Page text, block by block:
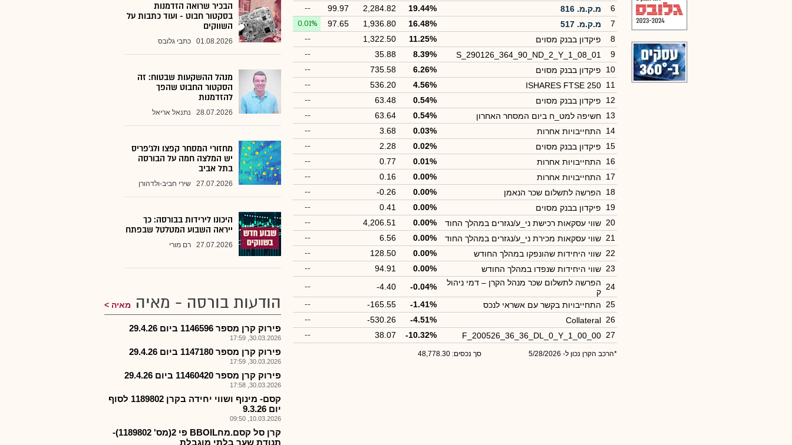
6
מ.ק.מ. 816 19.44%
2,284.82
99.97
--
7
מ.ק.מ. 517 16.48%
1,936.80
97.65
0.01%
8
פיקדון בבנק מסוים 11.25%
1,322.50
--
9
S_290126_364_90_ND_2_Y_1_08_01
8.39%
35.88
--
10
פיקדון בבנק מסוים 6.26%
735.58
--
11
ISHARES FTSE 250
4.56%
536.20
--
12
פיקדון בבנק מסוים 0.54%
63.48
--
13 חשיפה למט_ח ביום המסחר האחרון 0.54%
63.64
--
14
התחייבויות אחרות 0.03%
3.68
--
15
פיקדון בבנק מסוים 0.02%
2.28
--
16
התחייבויות אחרות 0.01%
0.77
--
17
התחייבויות אחרות 0.00%
0.16
--
18
הפרשה לתשלום שכר הנאמן 0.00%
-0.26
--
19
פיקדון בבנק מסוים 0.00%
0.41
--
20 שווי עסקאות רכישת ני_ע/נגזרים במהלך החוד 0.00%
4,206.51
--
21 שווי עסקאות מכירת ני_ע/נגזרים במהלך החוד 0.00%
6.56
--
22 שווי היחידות שהונפקו במהלך החודש 0.00%
128.50
--
23 שווי היחידות שנפדו במהלך החודש 0.00%
94.91
--
24
הפרשה לתשלום שכר מנהל הקרן – דמי ניהול
ק
-0.04%
-4.40
--
25
התחייבויות בקשר עם אשראי לנכס -1.41%
-165.55
--
26
Collateral
-4.51%
-530.26
--
27
F_200526_36_36_DL_0_Y_1_00_00
-10.32%
38.07
--
*הרכב הקרן נכון ל- 5/28/2026 סך נכסים: 48,778.30
הבכיר שרואה הזדמנות
בסקטור חבוט - ועוד כתבות על
השווקים
01.08.2026 כתבי גלובס
מנהל ההשקעות שבטוח: זה
הסקטור החבוט שהפך
להזדמנות
28.07.2026 נתנאל אריאל
מחזורי המסחר קפצו ולג'פריס
יש המלצה חמה על הבורסה
בתל אביב
27.07.2026 שירי חביב-ולדהורן
היכונו לירידות בבורסה: כך
ייראה השבוע המטלטל שבפתח
27.07.2026 רם מורי
הודעות בורסה - מאיה מאיה
פירוק קרן מספר 1146596 ביום 29.4.26
30.03.2026, 17:59
פירוק קרן מספר 1147180 ביום 29.4.26
30.03.2026, 17:59
פירוק קרן מספר 11460420 ביום 29.4.26
30.03.2026, 17:58
קסם- מינוף ושווי יחידה בקרן 1189802 לסוף
יום 9.3.26
10.03.2026, 09:50
קרן סל קסם.מחBBOIL פי 2(מס' 1189802)-
תנודת שער בלתי מוגבלת